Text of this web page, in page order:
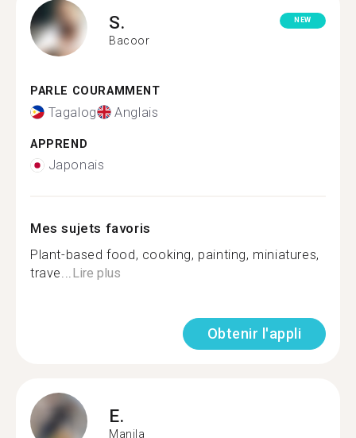
S.
Bacoor
NEW
PARLE COURAMMENT
Tagalog Anglais
APPREND
Japonais
Mes sujets favoris
Plant-based food, cooking, painting, miniatures,
trave...Lire plus
Obtenir l'appli
E.
Manila